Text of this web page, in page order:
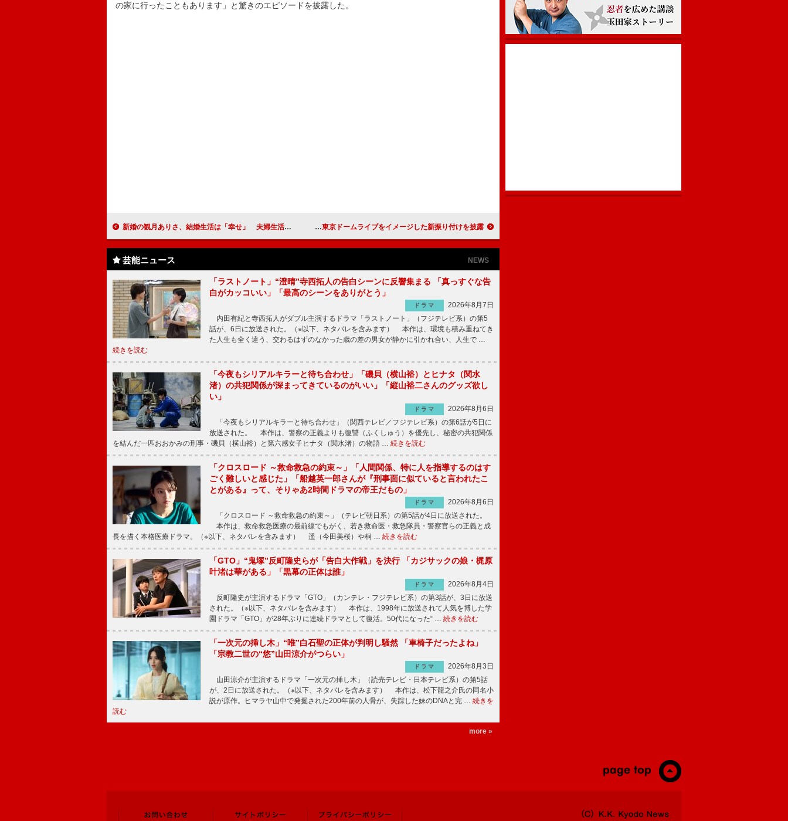
の家に行ったこともあります」と驚きのエピソードを披露した。
新婚の観月ありさ、結婚生活は「幸せ」 夫婦生活の順調ぶりをアピール 三代目Ｊ Ｓｏｕｌ Ｂｒｏｔｈｅｒｓ、ポッキー新イメージキャラクターに 東京ドームライブをイメージした新振り付けを披露
芸能ニュース NEWS
「ラストノート」“澄晴”寺西拓人の告白シーンに反響集まる 「真っすぐな告
白がカッコいい」「最高のシーンをありがとう」
ドラマ
2026年8月7日
内田有紀と寺西拓人がダブル主演するドラマ「ラストノート」（フジテレビ系）の第5
話が、6日に放送された。（※以下、ネタバレを含みます） 本作は、環境も積み重ねてき
た人生も全く違う、交わるはずのなかった歳の差の男女が静かに引かれ合い、人生で …
続きを読む
「今夜もシリアルキラーと待ち合わせ」「磯貝（横山裕）とヒナタ（関水
渚）の共犯関係が深まってきているのがいい」「縦山裕二さんのグッズ欲し
い」
ドラマ
2026年8月6日
「今夜もシリアルキラーと待ち合わせ」（関西テレビ／フジテレビ系）の第6話が5日に
放送された。 本作は、警察の正義よりも復讐（ふくしゅう）を優先し、秘密の共犯関係
を結んだ一匹おおかみの刑事・磯貝（横山裕）と第六感女子ヒナタ（関水渚）の物語 … 続きを読む
「クロスロード ～救命救急の約束～」「人間関係、特に人を指導するのはす
ごく難しいと感じた」「船越英一郎さんが『刑事面に似ていると言われたこ
とがある』って、そりゃあ2時間ドラマの帝王だもの」
ドラマ
2026年8月6日
「クロスロード ～救命救急の約束～」（テレビ朝日系）の第5話が4日に放送された。
本作は、救命救急医療の最前線でもがく、若き救命医・救急隊員・警察官らの正義と成
長を描く本格医療ドラマ。（※以下、ネタバレを含みます） 遥（今田美桜）や桐 … 続きを読む
「GTO」“鬼塚”反町隆史らが「告白大作戦」を決行 「カジサックの娘・梶原
叶渚は華がある」「黒幕の正体は誰」
ドラマ
2026年8月4日
反町隆史が主演するドラマ「GTO」（カンテレ・フジテレビ系）の第3話が、3日に放送
された。（※以下、ネタバレを含みます） 本作は、1998年に放送されて人気を博した学
園ドラマ「GTO」が28年ぶりに連続ドラマとして復活。50代になった“ … 続きを読む
「一次元の挿し木」“唯”白石聖の正体が判明し騒然 「車椅子だったよね」
「宗教二世の“悠”山田涼介がつらい」
ドラマ
2026年8月3日
山田涼介が主演するドラマ「一次元の挿し木」（読売テレビ・日本テレビ系）の第5話
が、2日に放送された。（※以下、ネタバレを含みます） 本作は、松下龍之介氏の同名小
説が原作。ヒマラヤ山中で発掘された200年前の人骨が、失踪した妹のDNAと完 … 続きを
読む
more »